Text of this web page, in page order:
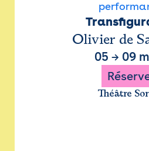
Olivier de
05 → 09
Théâtre